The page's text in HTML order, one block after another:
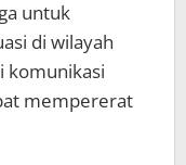
untuk
di wilayah
komunikasi
mempererat